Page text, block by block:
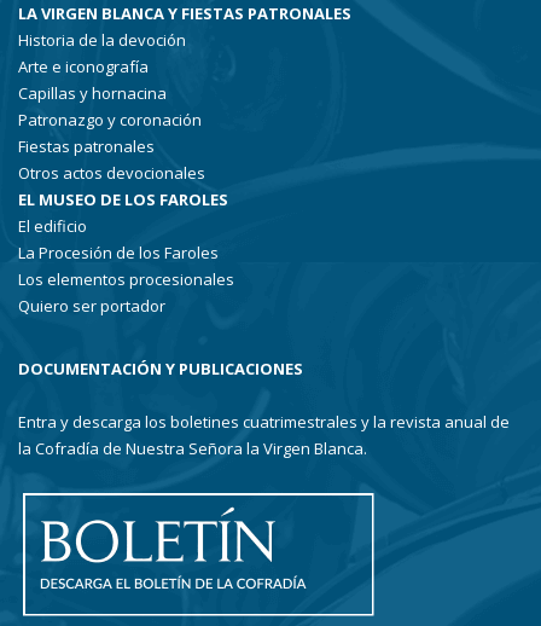
LA VIRGEN BLANCA Y FIESTAS PATRONALES
Historia de la devoción
Arte e iconografía
Capillas y hornacina
Patronazgo y coronación
Fiestas patronales
Otros actos devocionales
EL MUSEO DE LOS FAROLES
El edificio
La Procesión de los Faroles
Los elementos procesionales
Quiero ser portador
DOCUMENTACIÓN Y PUBLICACIONES
Entra y descarga los boletines cuatrimestrales y la revista anual de
la Cofradía de Nuestra Señora la Virgen Blanca.